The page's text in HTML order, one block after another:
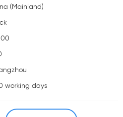
(Mainland)
working days